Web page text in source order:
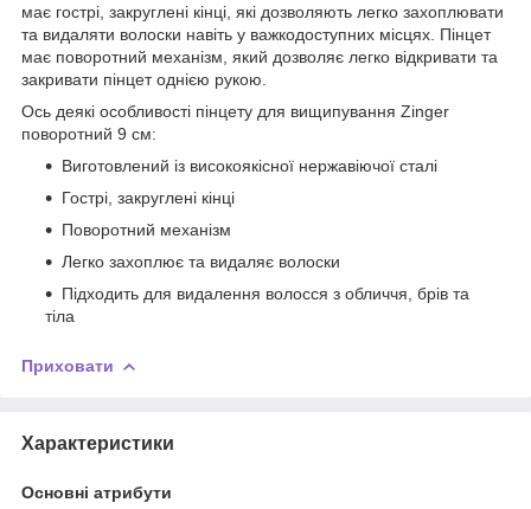
має гострі, закруглені кінці, які дозволяють легко захоплювати
та видаляти волоски навіть у важкодоступних місцях. Пінцет
має поворотний механізм, який дозволяє легко відкривати та
закривати пінцет однією рукою.
Ось деякі особливості пінцету для вищипування Zinger
поворотний 9 см:
Виготовлений із високоякісної нержавіючої сталі
Гострі, закруглені кінці
Поворотний механізм
Легко захоплює та видаляє волоски
Підходить для видалення волосся з обличчя, брів та
тіла
Приховати
Характеристики
Основні атрибути